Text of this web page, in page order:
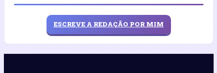
ESCREVE A REDAÇÃO POR MIM